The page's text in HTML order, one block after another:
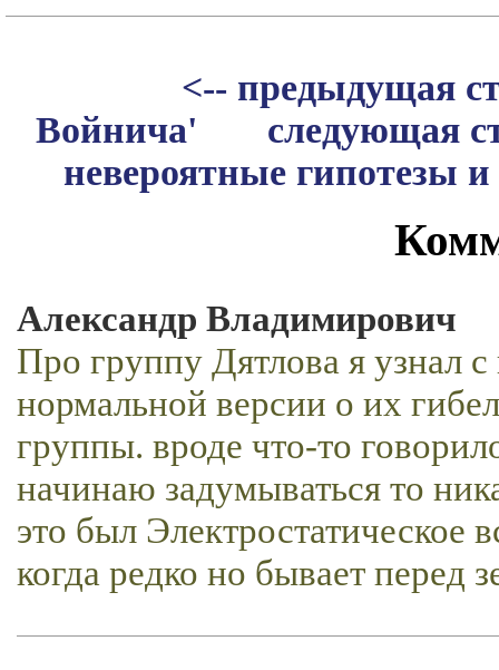
<-- предыдущая
Войнича'
следующая
невероятные гипотезы
Александр Владимирович
Про группу Дятлова я узнал
нормальной версии о их
группы. вроде что-то
начинаю задумываться то
это был Электростатическое
когда редко но бывает перед